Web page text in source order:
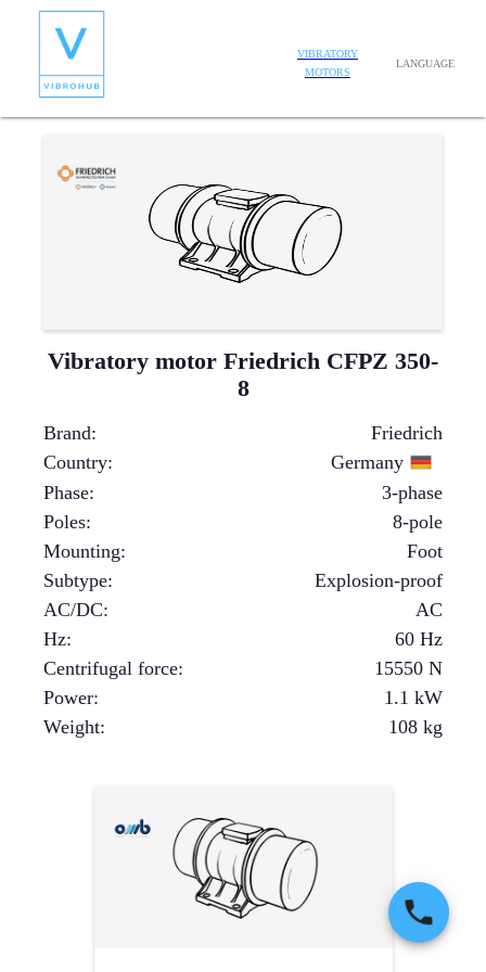
VIBRATORY
MOTORS
LANGUAGE
Vibratory motor Friedrich CFPZ 350-
8
Brand:
Friedrich
Country:
Germany
Phase:
3-phase
Poles:
8-pole
Mounting:
Foot
Subtype:
Explosion-proof
AC/DC:
AC
Hz:
60 Hz
Centrifugal force: 15550 N
Power: 1.1 kW
Weight: 108 kg